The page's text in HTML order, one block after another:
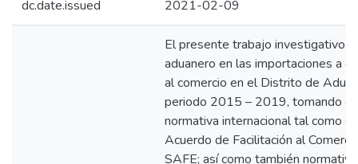
dc.date.issued 2021-02-09
El presente trabajo investigativo
aduanero en las importaciones a
al comercio en el Distrito de
periodo 2015 – 2019, tomando
normativa internacional tal como
Acuerdo de Facilitación al
SAFE; así como también